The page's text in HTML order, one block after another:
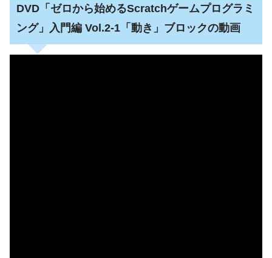
DVD「ゼロから始めるScratchゲームプログラミ
ング」入門編 Vol.2-1「動き」ブロックの動画